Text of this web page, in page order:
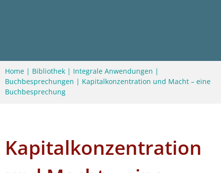
Home | Bibliothek | Integrale Anwendungen |
Buchbesprechungen | Kapitalkonzentration und Macht – eine
Buchbesprechung
Kapitalkonzentration